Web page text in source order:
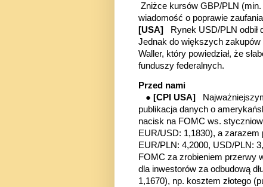
Zniżce kursów GBP/PLN (min.
wiadomość o poprawie
[USA]
Rynek USD/PLN odbił
Jednak do większych zakupów
Waller, który powiedział, że
funduszy federalnych.
Przed nami
● [CPI USA]
publikacja danych o
nacisk na FOMC ws.
EUR/USD: 1,1830), a
EUR/PLN: 4,2000, USD/PLN:
FOMC za zrobieniem przerwy
dla inwestorów za odbudową
1,1670), np. kosztem złotego (